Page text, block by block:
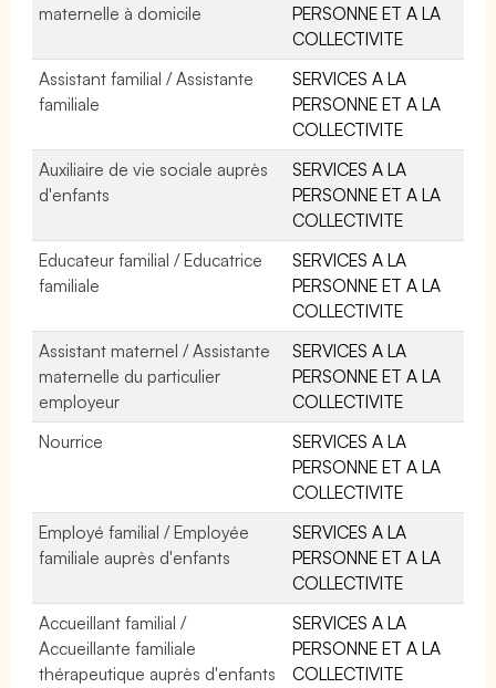
maternelle à domicile
PERSONNE ET A LA
COLLECTIVITE
Assistant familial / Assistante
familiale
SERVICES A LA
PERSONNE ET A LA
COLLECTIVITE
Auxiliaire de vie sociale auprès
d'enfants
SERVICES A LA
PERSONNE ET A LA
COLLECTIVITE
Educateur familial / Educatrice
familiale
SERVICES A LA
PERSONNE ET A LA
COLLECTIVITE
Assistant maternel / Assistante
maternelle du particulier
employeur
SERVICES A LA
PERSONNE ET A LA
COLLECTIVITE
Nourrice
SERVICES A LA
PERSONNE ET A LA
COLLECTIVITE
Employé familial / Employée
familiale auprès d'enfants
SERVICES A LA
PERSONNE ET A LA
COLLECTIVITE
Accueillant familial /
Accueillante familiale
thérapeutique auprès d'enfants
SERVICES A LA
PERSONNE ET A LA
COLLECTIVITE